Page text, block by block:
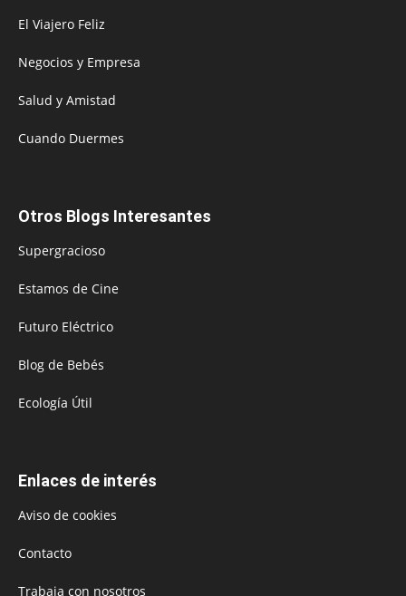
El Viajero Feliz
Negocios y Empresa
Salud y Amistad
Cuando Duermes
Otros Blogs Interesantes
Supergracioso
Estamos de Cine
Futuro Eléctrico
Blog de Bebés
Ecología Útil
Enlaces de interés
Aviso de cookies
Contacto
Trabaja con nosotros